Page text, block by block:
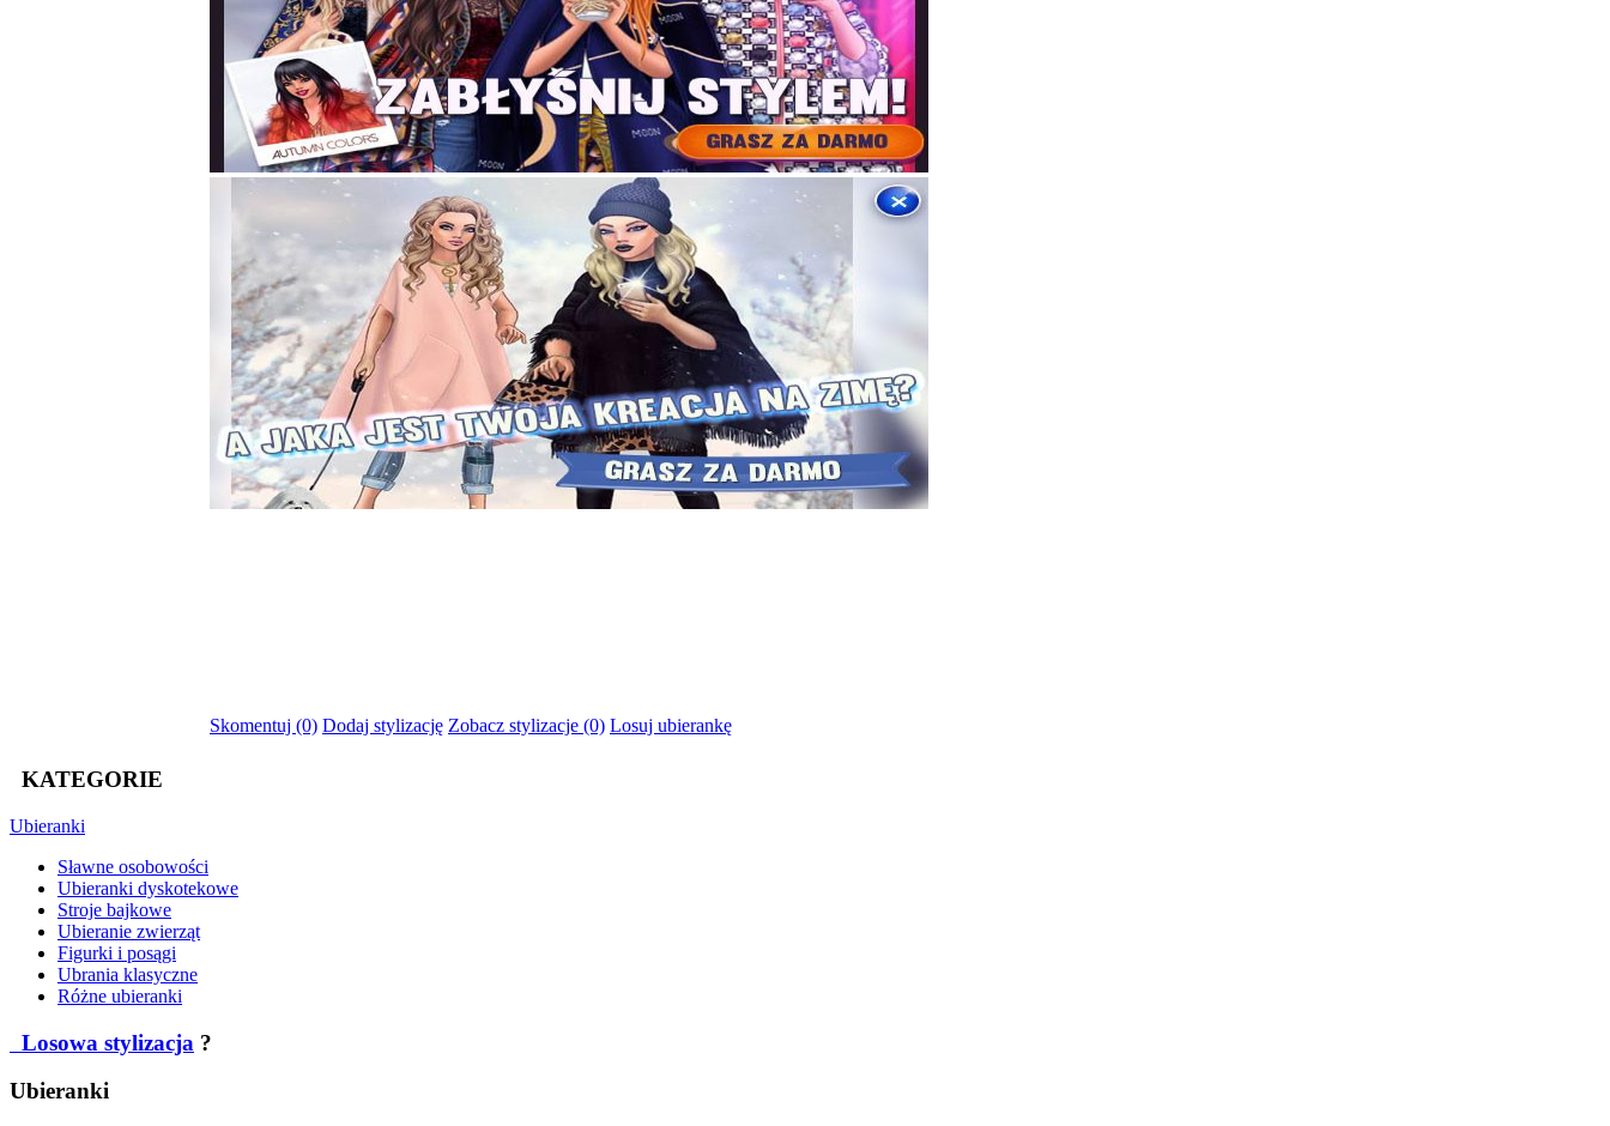
Skomentuj (0) Dodaj stylizację Zobacz stylizacje (0) Losuj ubierankę
KATEGORIE
Ubieranki
Sławne osobowości
Ubieranki dyskotekowe
Stroje bajkowe
Ubieranie zwierząt
Figurki i posągi
Ubrania klasyczne
Różne ubieranki
Losowa stylizacja ?
Ubieranki